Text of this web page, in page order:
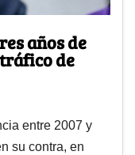
años de
de
entre 2007 y
su contra, en